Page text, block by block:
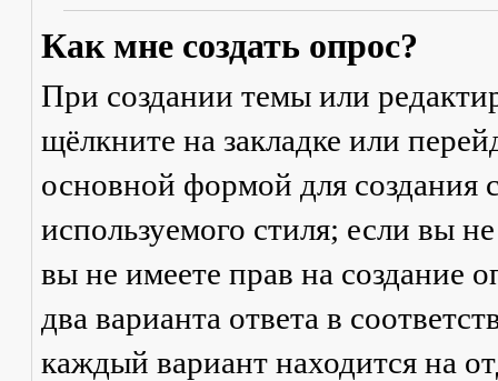
Как мне создать опрос?
При создании темы или
щёлкните на закладке или
основной формой для создания
используемого стиля; если вы
вы не имеете прав на создание
два варианта ответа в
каждый вариант находится на